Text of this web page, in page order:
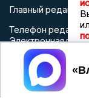
Главный
Телефон
Электронная
августа 2020 г.